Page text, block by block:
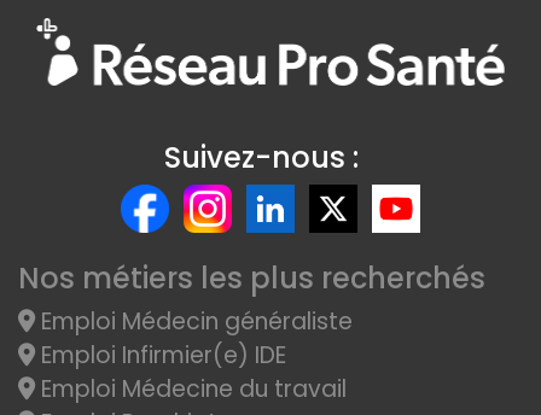
Suivez-nous :
Nos métiers les plus recherchés
Emploi Médecin généraliste
Emploi Infirmier(e) IDE
Emploi Médecine du travail